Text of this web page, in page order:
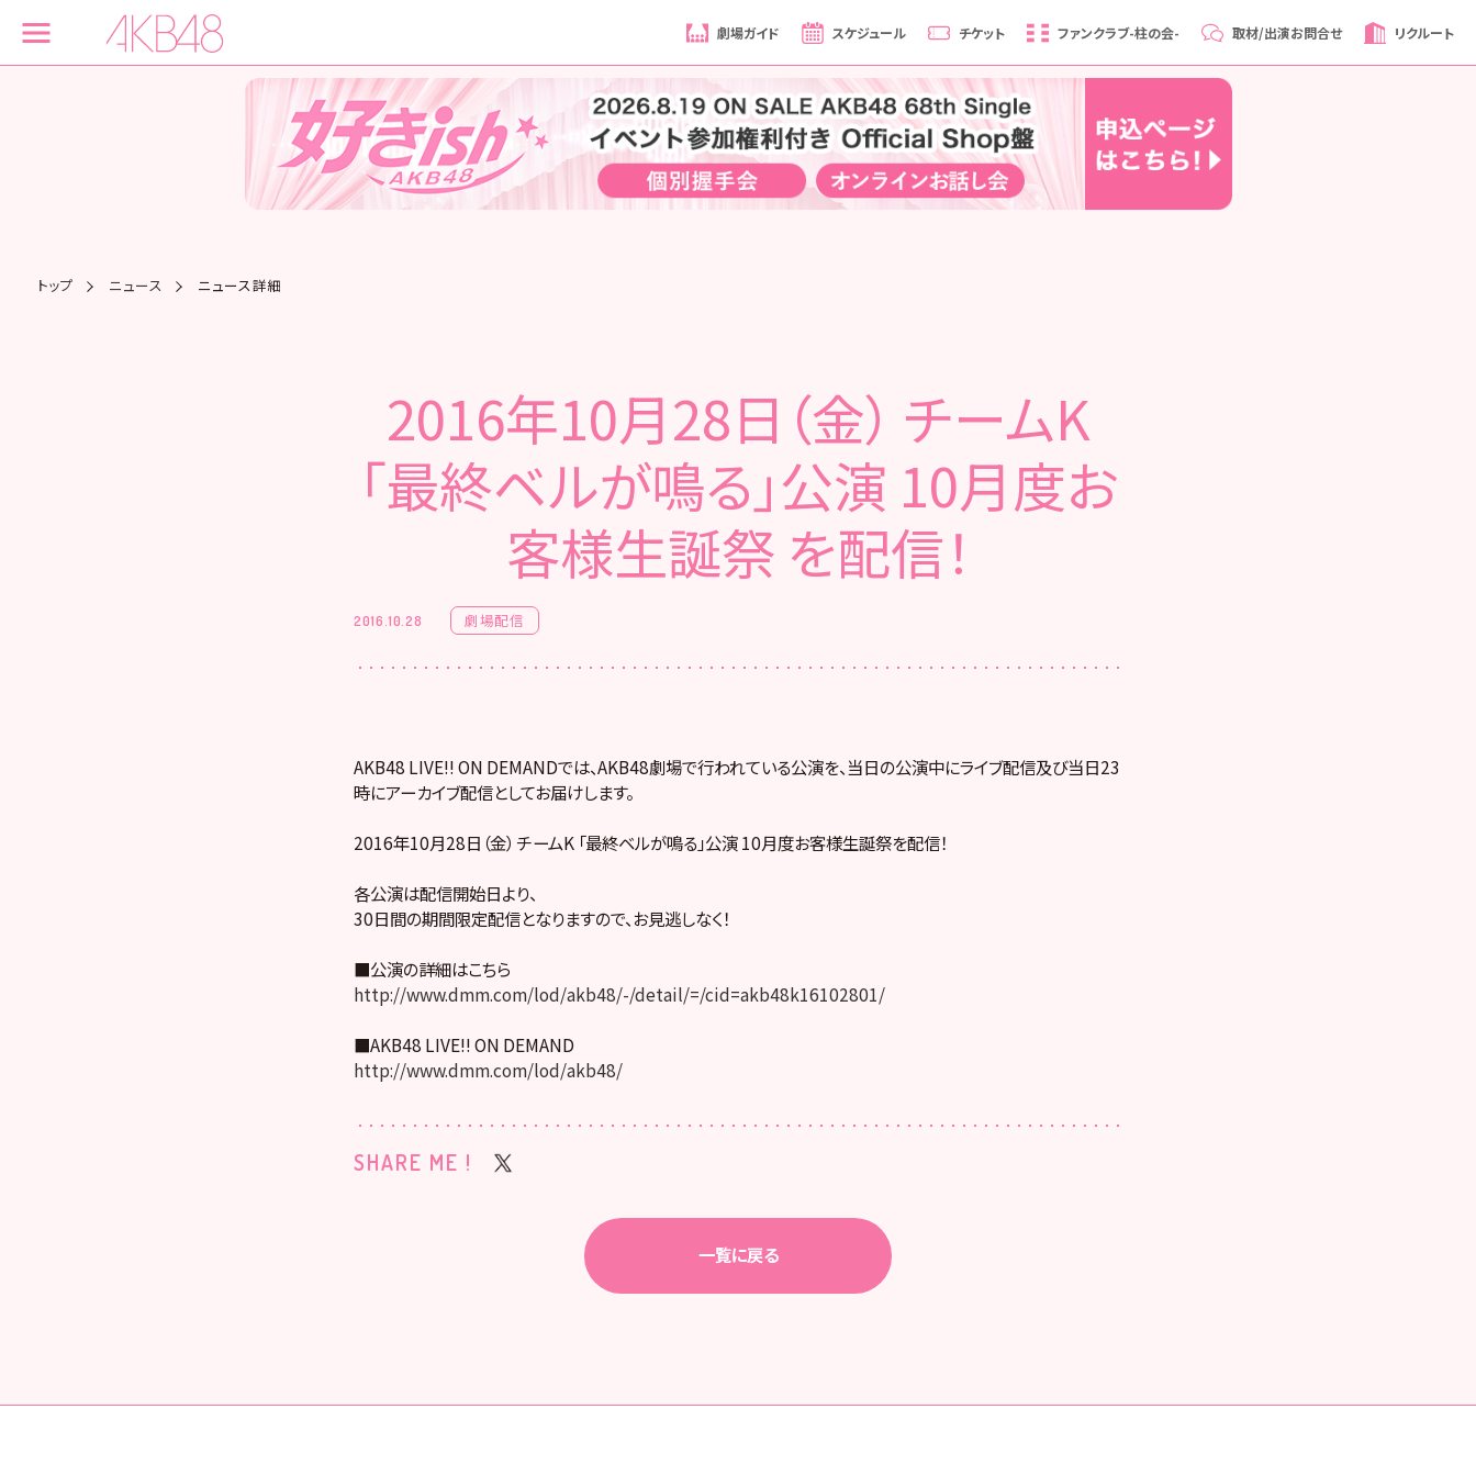
劇場ガイド スケジュール チケット ファンクラブ-柱の会- 取材/出演お問合せ リクルート
トップ ニュース ニュース詳細
2016年10月28日（金） チームK
「最終ベルが鳴る」公演 10月度お
客様生誕祭 を配信！
2016.10.28 劇場配信
AKB48 LIVE!! ON DEMANDでは、AKB48劇場で行われている公演を、当日の公演中にライブ配信及び当日23
時にアーカイブ配信としてお届けします。
2016年10月28日（金） チームK 「最終ベルが鳴る」公演 10月度お客様生誕祭を配信！
各公演は配信開始日より、
30日間の期間限定配信となりますので、お見逃しなく！
■公演の詳細はこちら
http://www.dmm.com/lod/akb48/-/detail/=/cid=akb48k16102801/
■AKB48 LIVE!! ON DEMAND
http://www.dmm.com/lod/akb48/
SHARE ME !
一覧に戻る